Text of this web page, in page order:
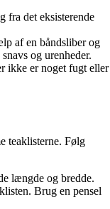
fra det eksisterende
af en båndsliber og
og urenheder.
ikke er noget fugt eller
teaklisterne. Følg
længde og bredde.
Brug en pensel